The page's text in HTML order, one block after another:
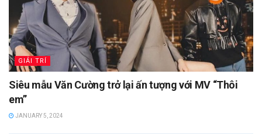
GIẢI TRÍ
Siêu mẫu Văn Cường trở lại ấn tượng với MV “Thôi
em”
JANUARY 5, 2024